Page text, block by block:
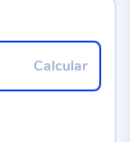
Calcular